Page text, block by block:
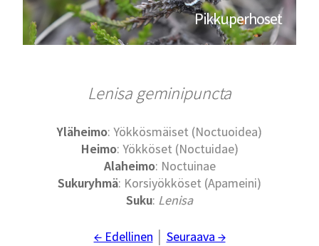
Pikkuperhoset
Lenisa geminipuncta
Yläheimo: Yökkösmäiset (Noctuoidea)
Heimo: Yökköset (Noctuidae)
Alaheimo: Noctuinae
Sukuryhmä: Korsiyökköset (Apameini)
Suku: Lenisa
← Edellinen Seuraava →